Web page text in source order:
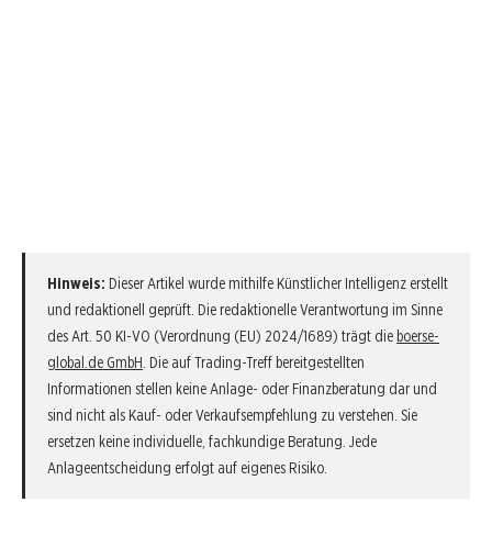
Hinweis: Dieser Artikel wurde mithilfe Künstlicher Intelligenz erstellt
und redaktionell geprüft. Die redaktionelle Verantwortung im Sinne
des Art. 50 KI-VO (Verordnung (EU) 2024/1689) trägt die boerse-
global.de GmbH . Die auf Trading-Treff bereitgestellten
Informationen stellen keine Anlage- oder Finanzberatung dar und
sind nicht als Kauf- oder Verkaufsempfehlung zu verstehen. Sie
ersetzen keine individuelle, fachkundige Beratung. Jede
Anlageentscheidung erfolgt auf eigenes Risiko.